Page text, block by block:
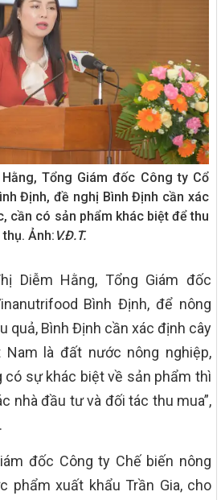
Tổng Giám đốc Công ty Cổ
Định, đề nghị Bình Định cần xác
cần có sản phẩm khác biệt để thu
Ảnh: V.Đ.T.
Diễm Hằng, Tổng Giám đốc
Bình Định, để nông
quả, Bình Định cần xác định cây
Nam là đất nước nông nghiệp,
có sự khác biệt về sản phẩm thì
nhà đầu tư và đối tác thu mua”,
đốc Công ty Chế biến nông
phẩm xuất khẩu Trần Gia, cho